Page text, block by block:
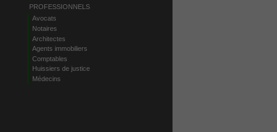
PROFESSIONNELS
Avocats
Notaires
Architectes
Agents immobiliers
Comptables
Huissiers de justice
Médecins